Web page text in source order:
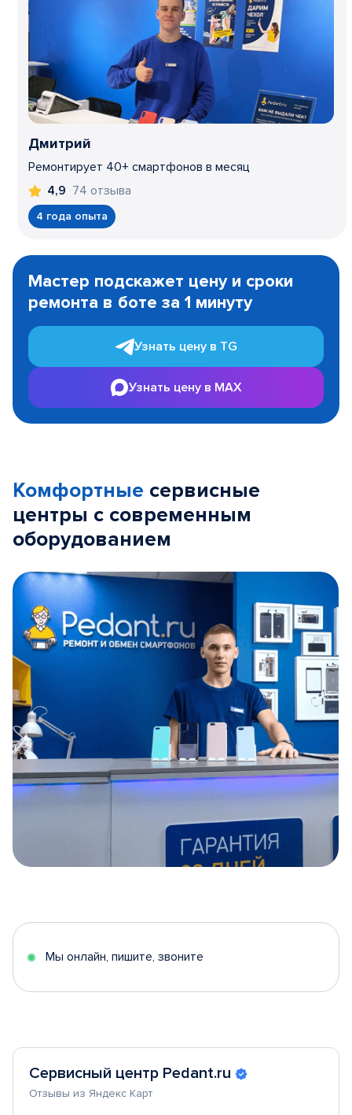
Дмитрий
Ремонтирует 40+ смартфонов в месяц
4,9 74 отзыва
4 года опыта
1
Мастер подскажет цену и сроки
ремонта в боте за 1 минуту
Узнать цену в TG
Узнать цену в MAX
Комфортные сервисные
центры с современным
оборудованием
5
Мы онлайн, пишите, звоните
Сервисный центр Pedant.ru
Отзывы из Яндекс Карт